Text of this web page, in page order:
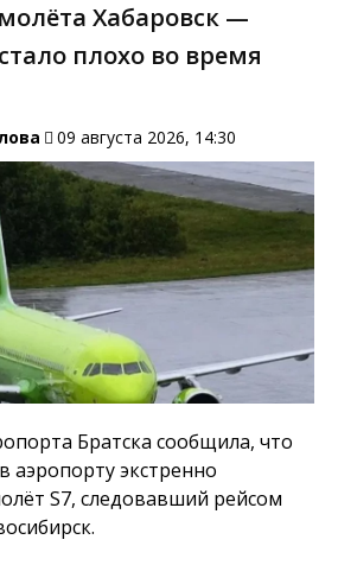
Хабаровск —
плохо во время
09 августа 2026, 14:30
Братска сообщила, что
аэропорту экстренно
S7, следовавший рейсом